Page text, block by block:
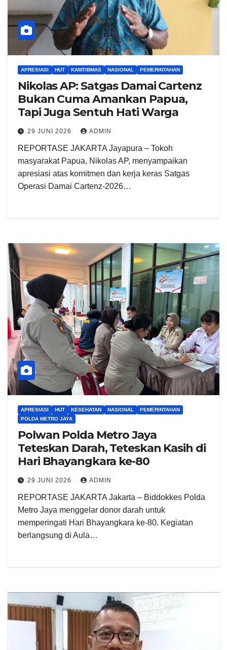
APRESIASI HUT KAMTIBMAS NASIONAL PEMERINTAHAN
Nikolas AP: Satgas Damai Cartenz
Bukan Cuma Amankan Papua,
Tapi Juga Sentuh Hati Warga
29 JUNI 2026 ADMIN
REPORTASE JAKARTA Jayapura – Tokoh
masyarakat Papua, Nikolas AP, menyampaikan
apresiasi atas komitmen dan kerja keras Satgas
Operasi Damai Cartenz-2026…
APRESIASI HUT KESEHATAN NASIONAL
PEMERINTAHAN
POLDA METRO JAYA
Polwan Polda Metro Jaya
Teteskan Darah, Teteskan Kasih di
Hari Bhayangkara ke-80
29 JUNI 2026 ADMIN
REPORTASE JAKARTA Jakarta – Biddokkes Polda
Metro Jaya menggelar donor darah untuk
memperingati Hari Bhayangkara ke-80. Kegiatan
berlangsung di Aula…